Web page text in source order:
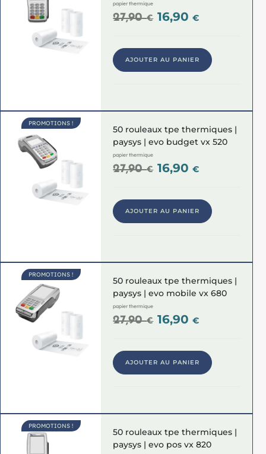
papier thermique
27,90€ 16,90€
AJOUTER AU PANIER
PROMOTIONS !
50 rouleaux tpe thermiques |
paysys | evo budget vx 520
papier thermique
27,90€ 16,90€
AJOUTER AU PANIER
PROMOTIONS !
50 rouleaux tpe thermiques |
paysys | evo mobile vx 680
papier thermique
27,90€ 16,90€
AJOUTER AU PANIER
PROMOTIONS !
50 rouleaux tpe thermiques |
paysys | evo pos vx 820